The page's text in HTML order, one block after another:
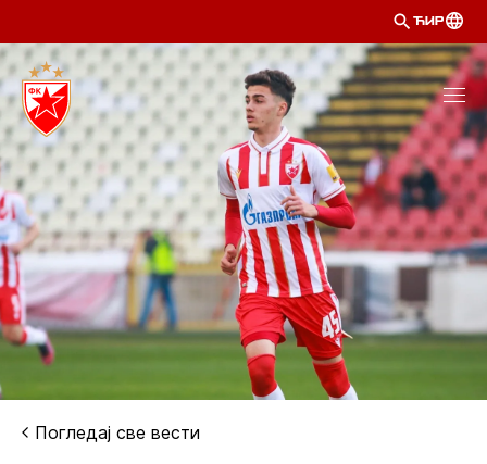
ЋИР
Погледај све вести